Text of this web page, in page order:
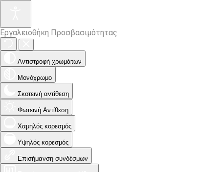
Εργαλειοθήκη Προσβασιμότητας
Αντιστροφή χρωμάτων
Μονόχρωμο
Σκοτεινή αντίθεση
Φωτεινή Αντίθεση
Χαμηλός κορεσμός
Υψηλός κορεσμός
Επισήμανση συνδέσμων